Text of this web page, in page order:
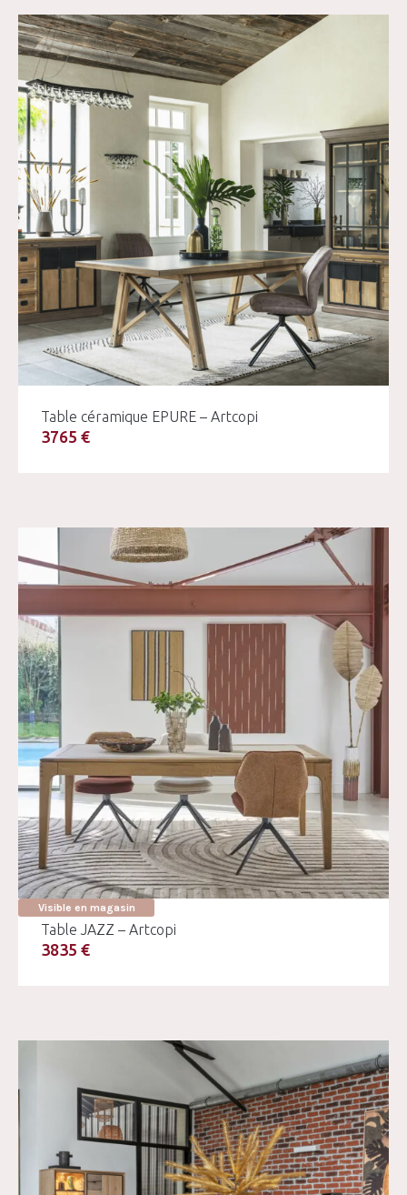
Table céramique EPURE – Artcopi
3765 €
Visible en magasin
Table JAZZ – Artcopi
3835 €